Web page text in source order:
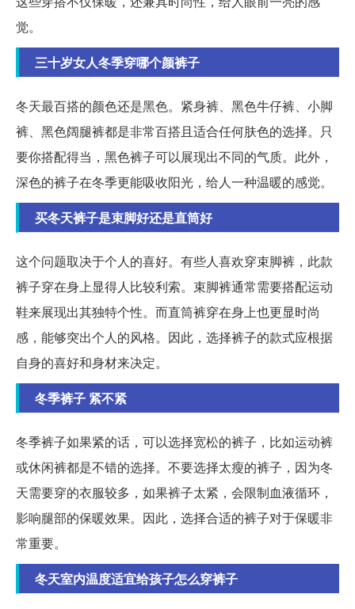
觉。
三十岁女人冬季穿哪个颜裤子
冬天最百搭的颜色还是黑色。紧身裤、黑色牛仔裤、小脚
裤、黑色阔腿裤都是非常百搭且适合任何肤色的选择。只
要你搭配得当，黑色裤子可以展现出不同的气质。此外，
深色的裤子在冬季更能吸收阳光，给人一种温暖的感觉。
买冬天裤子是束脚好还是直筒好
这个问题取决于个人的喜好。有些人喜欢穿束脚裤，此款
裤子穿在身上显得人比较利索。束脚裤通常需要搭配运动
鞋来展现出其独特个性。而直筒裤穿在身上也更显时尚
感，能够突出个人的风格。因此，选择裤子的款式应根据
自身的喜好和身材来决定。
冬季裤子 紧不紧
冬季裤子如果紧的话，可以选择宽松的裤子，比如运动裤
或休闲裤都是不错的选择。不要选择太瘦的裤子，因为冬
天需要穿的衣服较多，如果裤子太紧，会限制血液循环，
影响腿部的保暖效果。因此，选择合适的裤子对于保暖非
常重要。
冬天室内温度适宜给孩子怎么穿裤子